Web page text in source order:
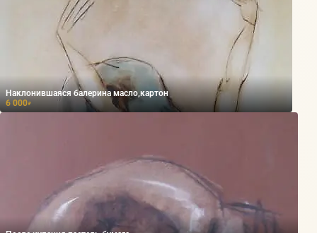
Наклонившаяся балерина масло,картон
6 000₽